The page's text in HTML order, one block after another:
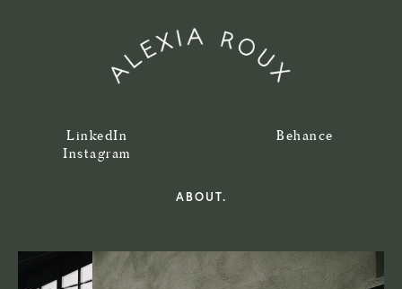
LinkedIn
Instagram
Behance
ABOUT.